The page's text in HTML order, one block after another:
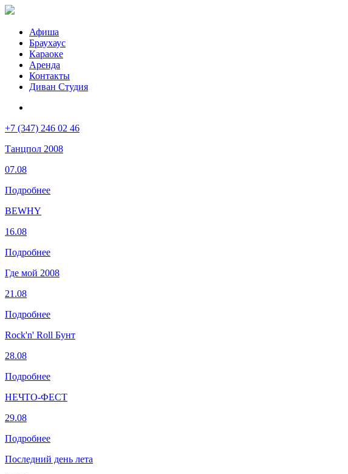
Афиша
Браухаус
Караоке
Аренда
Контакты
Диван Студия
+7 (347) 246 02 46
Танцпол 2008
07.08
Подробнее
BEWHY
16.08
Подробнее
Где мой 2008
21.08
Подробнее
Rock'n' Roll Бунт
28.08
Подробнее
НЕЧТО-ФЕСТ
29.08
Подробнее
Последний день лета